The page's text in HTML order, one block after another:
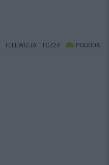
TELEWIZJA TCZ24 POGODA